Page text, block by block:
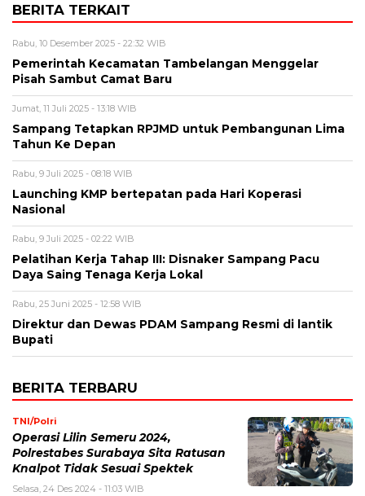
BERITA TERKAIT
Rabu, 10 Desember 2025 - 22:32 WIB
Pemerintah Kecamatan Tambelangan Menggelar
Pisah Sambut Camat Baru
Jumat, 11 Juli 2025 - 13:18 WIB
Sampang Tetapkan RPJMD untuk Pembangunan Lima
Tahun Ke Depan
Rabu, 9 Juli 2025 - 08:18 WIB
Launching KMP bertepatan pada Hari Koperasi
Nasional
Rabu, 9 Juli 2025 - 02:22 WIB
Pelatihan Kerja Tahap III: Disnaker Sampang Pacu
Daya Saing Tenaga Kerja Lokal
Rabu, 25 Juni 2025 - 12:58 WIB
Direktur dan Dewas PDAM Sampang Resmi di lantik
Bupati
BERITA TERBARU
TNI/Polri
Operasi Lilin Semeru 2024,
Polrestabes Surabaya Sita Ratusan
Knalpot Tidak Sesuai Spektek
Selasa, 24 Des 2024 - 11:03 WIB